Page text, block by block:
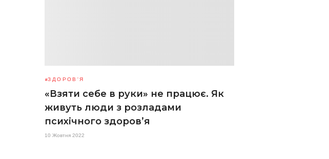
ЗДОРОВ'Я
«Взяти себе в руки» не працює. Як
живуть люди з розладами
психічного здоров’я
10 Жовтня 2022